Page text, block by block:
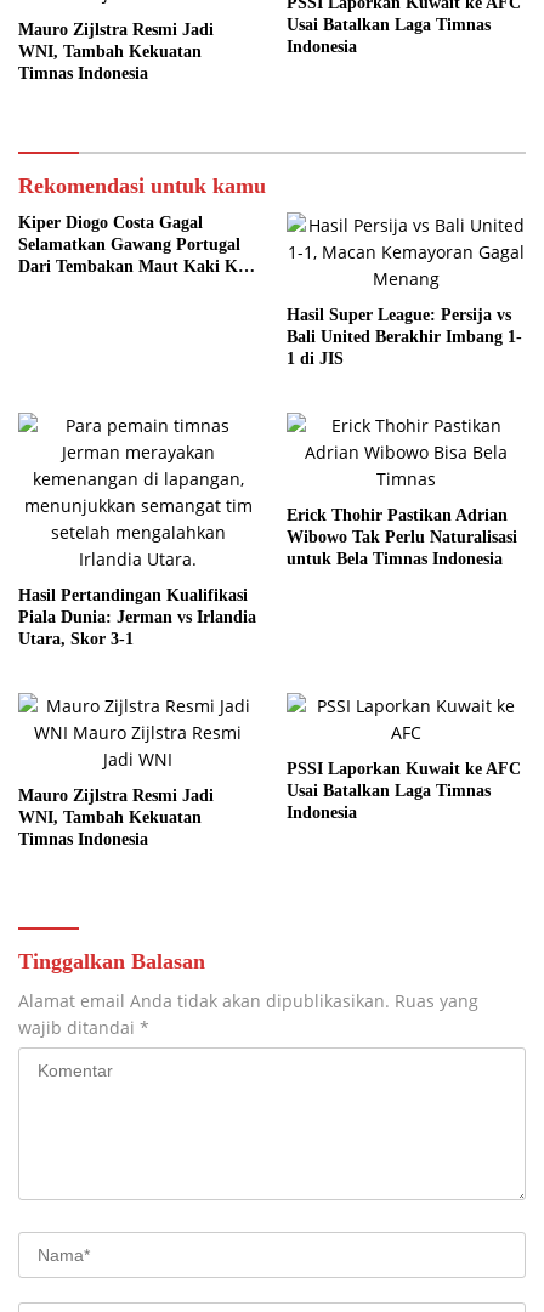
Mauro Zijlstra Resmi Jadi
WNI, Tambah Kekuatan
Timnas Indonesia
Usai Batalkan Laga Timnas
Indonesia
Rekomendasi untuk kamu
Kiper Diogo Costa Gagal
Selamatkan Gawang Portugal
Dari Tembakan Maut Kaki Kiri
Hasil Super League: Persija vs
Bali United Berakhir Imbang 1-
1 di JIS
Hasil Pertandingan Kualifikasi
Piala Dunia: Jerman vs Irlandia
Utara, Skor 3-1
Erick Thohir Pastikan Adrian
Wibowo Tak Perlu Naturalisasi
untuk Bela Timnas Indonesia
Mauro Zijlstra Resmi Jadi
WNI, Tambah Kekuatan
Timnas Indonesia
PSSI Laporkan Kuwait ke AFC
Usai Batalkan Laga Timnas
Indonesia
Tinggalkan Balasan
Alamat email Anda tidak akan dipublikasikan. Ruas yang
wajib ditandai *